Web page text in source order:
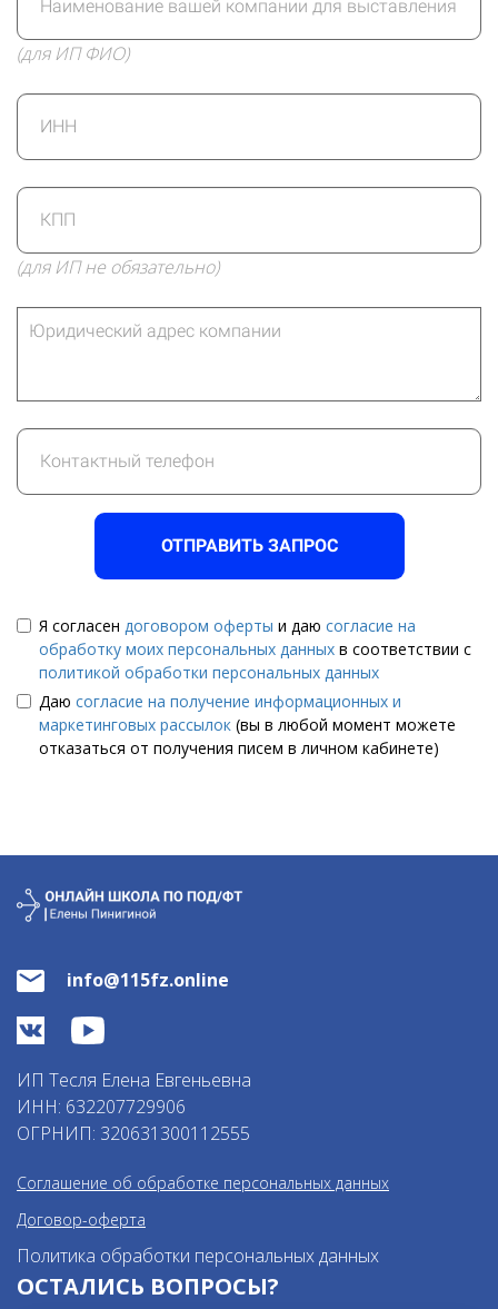
(для ИП ФИО)
(для ИП не обязательно)
ОТПРАВИТЬ ЗАПРОС
Я согласен договором оферты и даю согласие на
обработку моих персональных данных в соответствии с
политикой обработки персональных данных
Даю согласие на получение информационных и
маркетинговых рассылок (вы в любой момент можете
отказаться от получения писем в личном кабинете)
info@115fz.online
ИП Тесля Елена Евгеньевна
ИНН: 632207729906
ОГРНИП: 320631300112555
Соглашение об обработке персональных данных
Договор-оферта
Политика обработки персональных данных
ОСТАЛИСЬ ВОПРОСЫ?